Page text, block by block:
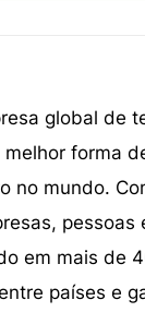
global de
forma
no mundo.
pessoas
em mais de
países e